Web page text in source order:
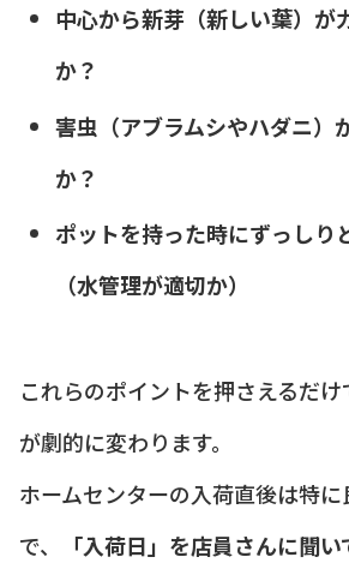
中心から新芽（新しい葉）が
か？
害虫（アブラムシやハダニ）
か？
ポットを持った時にずっしり
（水管理が適切か）
これらのポイントを押さえるだ
が劇的に変わります。
ホームセンターの入荷直後は特
で、
「入荷日」を店員さんに聞い